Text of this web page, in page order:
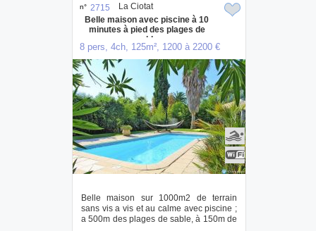
n° 2715
Belle maison avec piscine à 10
minutes à pied des plages de
sable
8 pers, 4ch, 125m², 1200 à 2200 €
Belle maison sur 1000m2 de terrain
sans vis a vis et au calme avec piscine ;
a 500m des plages de sable, à 150m de
La Ciotat